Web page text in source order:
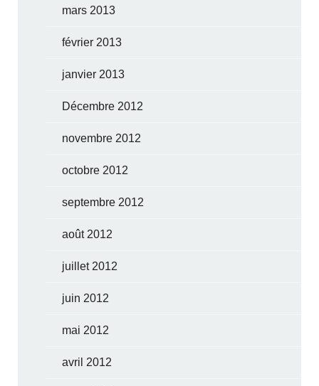
mars 2013
février 2013
janvier 2013
Décembre 2012
novembre 2012
octobre 2012
septembre 2012
août 2012
juillet 2012
juin 2012
mai 2012
avril 2012